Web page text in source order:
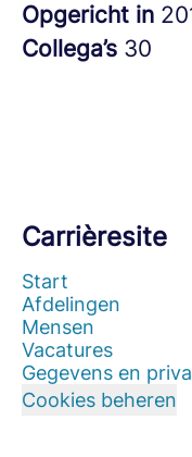
Opgericht in
Collega’s 30
Carrièresite
Start
Afdelingen
Mensen
Vacatures
Gegevens en
Cookies beheren